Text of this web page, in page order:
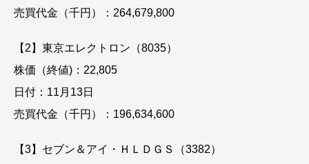
売買代金（千円）：264,679,800
【2】東京エレクトロン（8035）
株価（終値)：22,805
日付：11月13日
売買代金（千円）：196,634,600
【3】セブン＆アイ・ＨＬＤＧＳ（3382）